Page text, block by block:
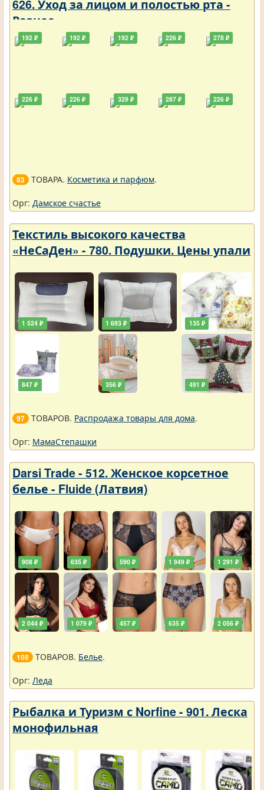
626. Уход за лицом и полостью рта -
Разное
192 ₽
226 ₽
192 ₽
226 ₽
192 ₽
329 ₽
226 ₽
287 ₽
278 ₽
226 ₽
83 ТОВАРА. Косметика и парфюм.
Орг: Дамское счастье
Текстиль высокого качества
«НеСаДен» - 780. Подушки. Цены упали
1 524 ₽
847 ₽
1 693 ₽
356 ₽
135 ₽
491 ₽
97 ТОВАРОВ. Распродажа товары для дома.
Орг: МамаСтепашки
Darsi Trade - 512. Женское корсетное
белье - Fluide (Латвия)
908 ₽
2 044 ₽
635 ₽
1 079 ₽
590 ₽
457 ₽
1 949 ₽
635 ₽
1 291 ₽
2 056 ₽
108 ТОВАРОВ. Белье.
Орг: Леда
Рыбалка и Туризм с Norfine - 901. Леска
монофильная